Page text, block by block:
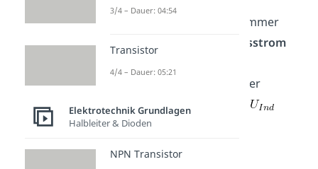
wirkt immer
dann, wenn ein
Induktionsstrom
ist immer
eine Induktionsspannung
.Diese besitzt die Formel
3/4 – Dauer: 04:54
Transistor
4/4 – Dauer: 05:21
Elektrotechnik Grundlagen
Halbleiter & Dioden
NPN Transistor